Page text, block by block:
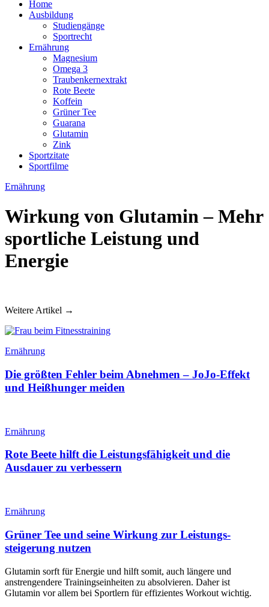
Home
Ausbildung
Studiengänge
Sportrecht
Ernährung
Magnesium
Omega 3
Traubenkernextrakt
Rote Beete
Koffein
Grüner Tee
Guarana
Glutamin
Zink
Sportzitate
Sportfilme
Ernährung
Wirkung von Glutamin – Mehr
sportliche Leistung und
Energie
Weitere Artikel →
Ernährung
Die größten Fehler beim Abnehmen – JoJo-Effekt
und Heißhunger meiden
Ernährung
Rote Beete hilft die Leistungsfähigkeit und die
Ausdauer zu verbessern
Ernährung
Grüner Tee und seine Wirkung zur Leistungs­
steigerung nutzen
Glutamin sorft für Energie und hilft somit, auch längere und
anstrengendere Trainingseinheiten zu absolvieren. Daher ist
Glutamin vor allem bei Sportlern für effizientes Workout wichtig.